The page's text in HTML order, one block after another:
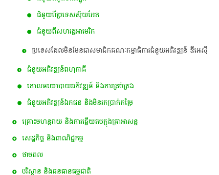
ជំនួយពីប្រទេសស៊ុយអែត
ជំនួយពីសហរដ្ឋអាមេរិក
ប្រទេសដែលមិនមែនជាសមាជិកគណៈកម្មាធិការជំនួយអភិវឌ្ឍន៍ ឌីអេស៊ី
ជំនួយអភិវឌ្ឍន៍ពហុភាគី
គោលនយោបាយ​អភិវឌ្ឍន៍​ និង​ការ​គ្រប់គ្រង​
ជំនួយអភិវឌ្ឍន៍ឯកជន និងមិនរកប្រាក់កម្រៃ
គ្រោះមហន្តរាយ និងការឆ្លើយតបក្នុងគ្រាអាសន្ន
សេដ្ឋកិច្ច និងពាណិជ្ជកម្ម
ថាមពល
បរិស្ថាន និងធនធានធម្មជាតិ